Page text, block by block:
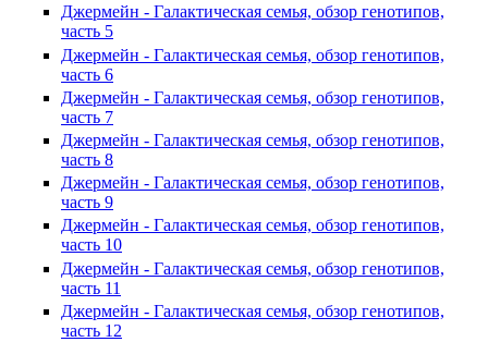
Джермейн - Галактическая семья, обзор генотипов,
часть 5
Джермейн - Галактическая семья, обзор генотипов,
часть 6
Джермейн - Галактическая семья, обзор генотипов,
часть 7
Джермейн - Галактическая семья, обзор генотипов,
часть 8
Джермейн - Галактическая семья, обзор генотипов,
часть 9
Джермейн - Галактическая семья, обзор генотипов,
часть 10
Джермейн - Галактическая семья, обзор генотипов,
часть 11
Джермейн - Галактическая семья, обзор генотипов,
часть 12